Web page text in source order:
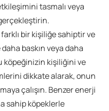
tasmalı veya
bir kişiliğe sahiptir ve
baskın veya daha
köpeğinizin kişiliğini ve
dikkate alarak, onun
çalışın. Benzer enerji
sahip köpeklerle